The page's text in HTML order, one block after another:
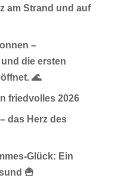
am Strand und auf
–
die ersten
🌊
friedvolles 2026
das Herz des
Glück: Ein
🍟